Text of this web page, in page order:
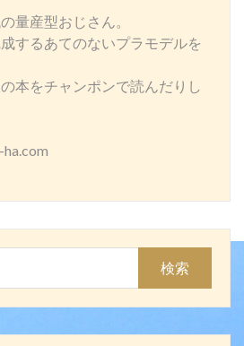
量産型おじさん。
するあてのないプラモデルを
本をチャンポンで読んだりし